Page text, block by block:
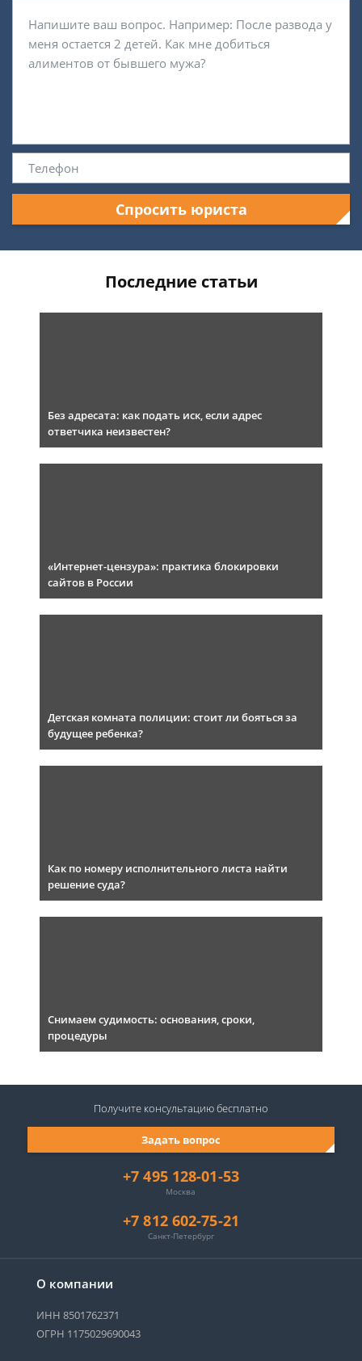
Спросить юриста
Последние статьи
Без адресата: как подать иск, если адрес
ответчика неизвестен?
«Интернет-цензура»: практика блокировки
сайтов в России
Детская комната полиции: стоит ли бояться за
будущее ребенка?
Как по номеру исполнительного листа найти
решение суда?
Снимаем судимость: основания, сроки,
процедуры
О компании
ИНН 8501762371
ОГРН 1175029690043
+7 495 128-01-53
Москва
+7 812 602-75-21
Санкт-Петербург
Задать вопрос
Получите консультациюбесплатно